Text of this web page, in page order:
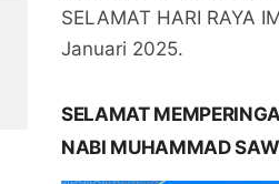
SELAMAT HARI RAYA
Januari 2025.
SELAMAT
NABI MUHAMMAD SAW